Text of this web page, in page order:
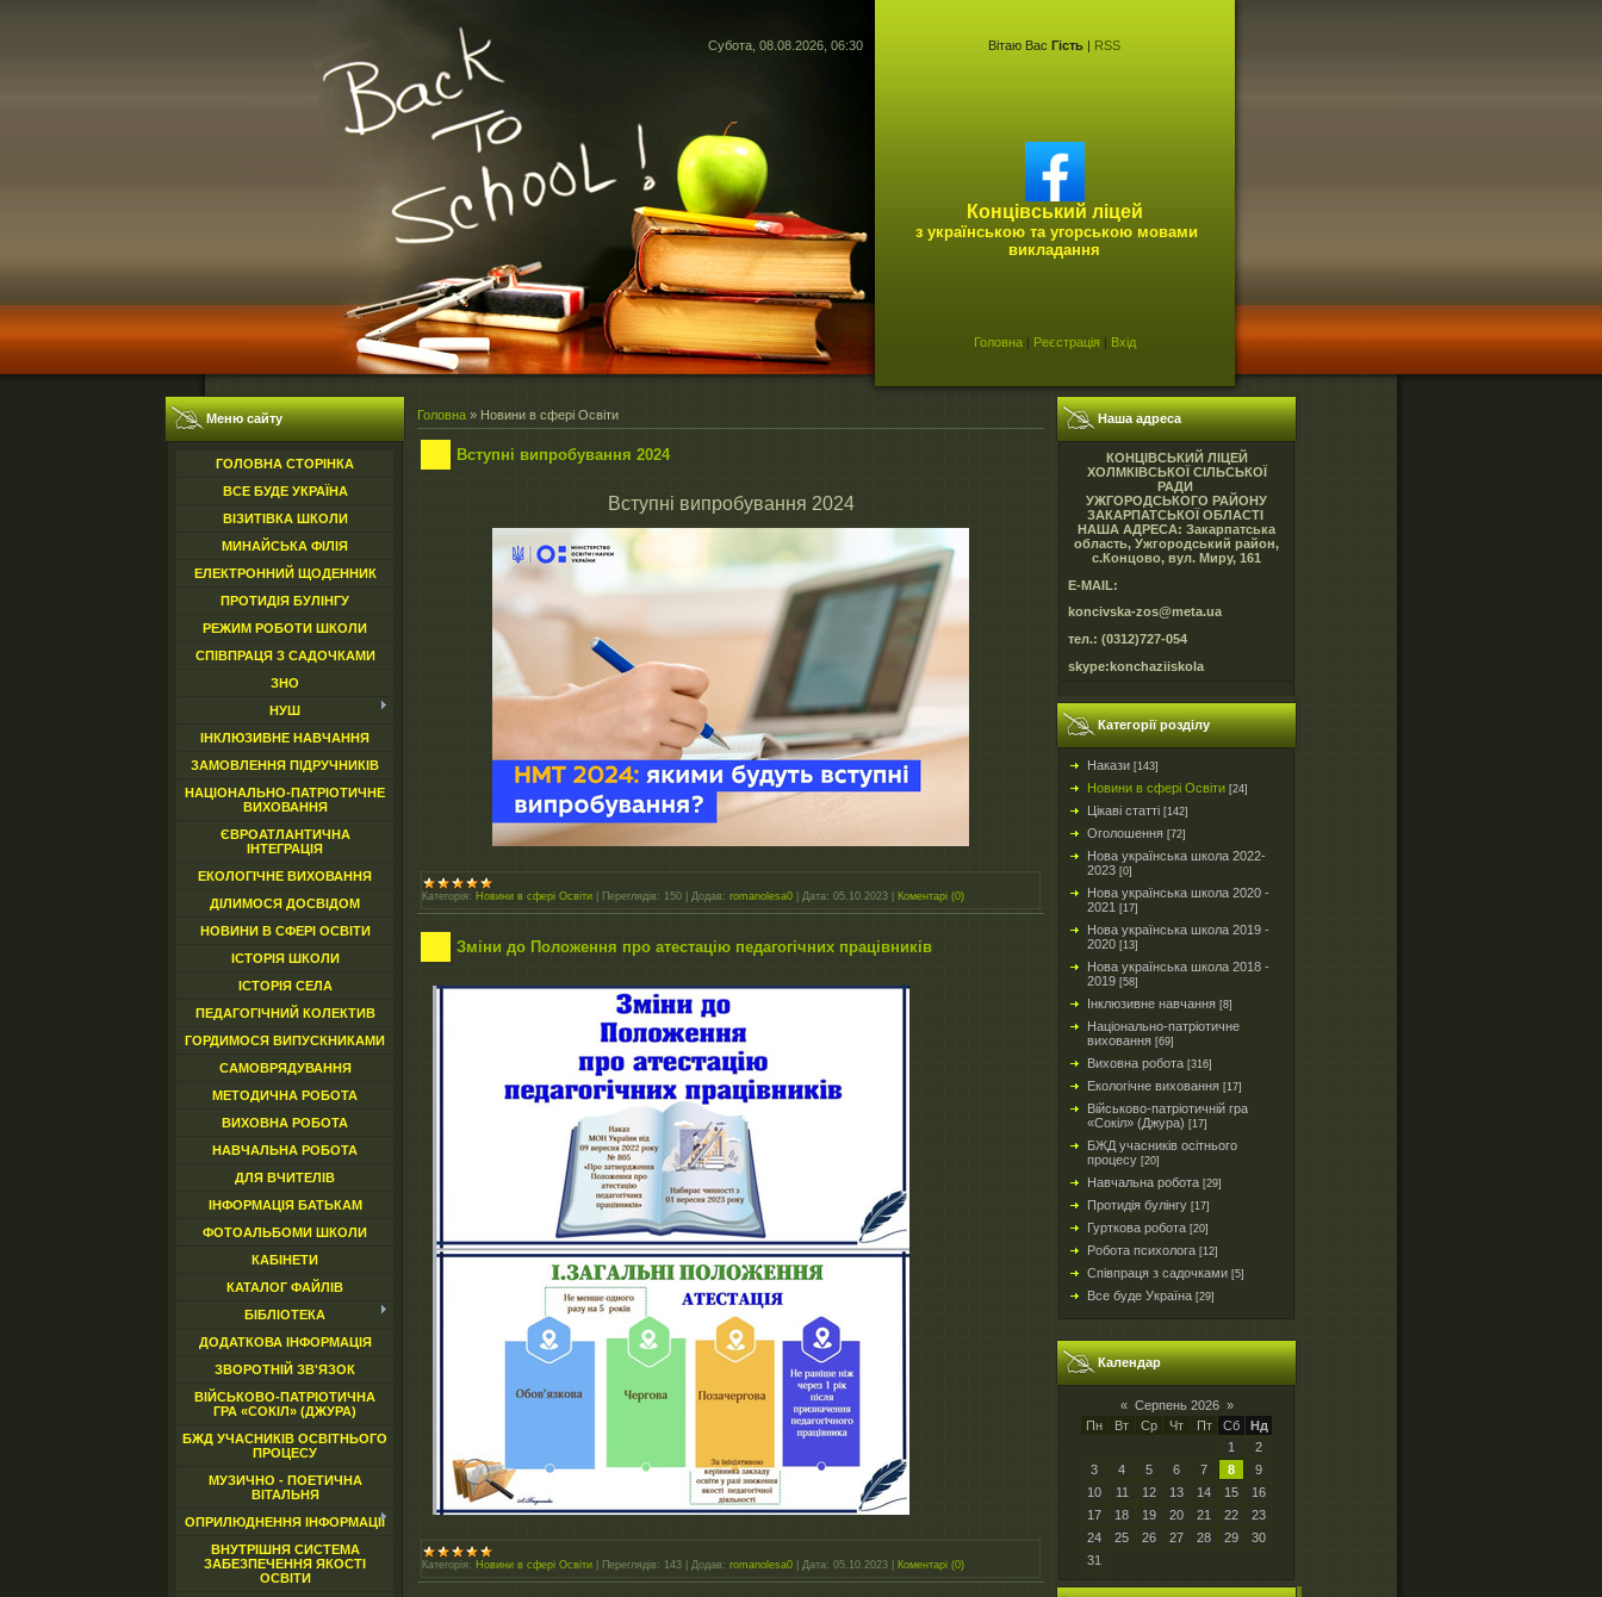
Субота, 08.08.2026, 06:30 Вітаю Вас Гість | RSS
Концівський ліцей
з українською та угорською мовами
викладання
Головна| Реєстрація | Вхід
Меню сайту
ГОЛОВНА СТОРІНКА
ВСЕ БУДЕ УКРАЇНА
ВІЗИТІВКА ШКОЛИ
МИНАЙСЬКА ФІЛІЯ
ЕЛЕКТРОННИЙ ЩОДЕННИК
ПРОТИДІЯ БУЛІНГУ
РЕЖИМ РОБОТИ ШКОЛИ
СПІВПРАЦЯ З САДОЧКАМИ
ЗНО
НУШ
ІНКЛЮЗИВНЕ НАВЧАННЯ
ЗАМОВЛЕННЯ ПІДРУЧНИКІВ
НАЦІОНАЛЬНО-ПАТРІОТИЧНЕ
ВИХОВАННЯ
ЄВРОАТЛАНТИЧНА
ІНТЕГРАЦІЯ
ЕКОЛОГІЧНЕ ВИХОВАННЯ
ДІЛИМОСЯ ДОСВІДОМ
НОВИНИ В СФЕРІ ОСВІТИ
ІСТОРІЯ ШКОЛИ
ІСТОРІЯ СЕЛА
ПЕДАГОГІЧНИЙ КОЛЕКТИВ
ГОРДИМОСЯ ВИПУСКНИКАМИ
САМОВРЯДУВАННЯ
МЕТОДИЧНА РОБОТА
ВИХОВНА РОБОТА
НАВЧАЛЬНА РОБОТА
ДЛЯ ВЧИТЕЛІВ
ІНФОРМАЦІЯ БАТЬКАМ
ФОТОАЛЬБОМИ ШКОЛИ
КАБІНЕТИ
КАТАЛОГ ФАЙЛІВ
БІБЛІОТЕКА
ДОДАТКОВА ІНФОРМАЦІЯ
ЗВОРОТНІЙ ЗВ'ЯЗОК
ВІЙСЬКОВО-ПАТРІОТИЧНА
ГРА «СОКІЛ» (ДЖУРА)
БЖД УЧАСНИКІВ ОСВІТНЬОГО
ПРОЦЕСУ
МУЗИЧНО - ПОЕТИЧНА
ВІТАЛЬНЯ
ОПРИЛЮДНЕННЯ ІНФОРМАЦІЇ
ВНУТРІШНЯ СИСТЕМА
ЗАБЕЗПЕЧЕННЯ ЯКОСТІ
ОСВІТИ
Головна » Новини в сфері Освіти
Вступні випробування 2024
Вступні випробування 2024
Категорія: Новини в сфері Освіти Переглядів: 150 Додав: romanolesa0 Дата: 05.10.2023 Коментарі (0)
Зміни до Положення про атестацію педагогічних працівників
Категорія: Новини в сфері Освіти Переглядів: 143 Додав: romanolesa0 Дата: 05.10.2023 Коментарі (0)
Наша адреса
КОНЦІВСЬКИЙ ЛІЦЕЙ
ХОЛМКІВСЬКОЇ СІЛЬСЬКОЇ
РАДИ
УЖГОРОДСЬКОГО РАЙОНУ
ЗАКАРПАТСЬКОЇ ОБЛАСТІ
НАША АДРЕСА: Закарпатська
область, Ужгородський район,
с.Концово, вул. Миру, 161
E-MAIL:
koncivska-zos@meta.ua
тел.: (0312)727-054
skype:konchaziiskola
Категорії розділу
Накази [143]
Новини в сфері Освіти [24]
Цікаві статті [142]
Оголошення [72]
Нова українська школа 2022-
2023 [0]
Нова українська школа 2020 -
2021 [17]
Нова українська школа 2019 -
2020 [13]
Нова українська школа 2018 -
2019 [58]
Інклюзивне навчання [8]
Національно-патріотичне
виховання [69]
Виховна робота [316]
Екологічне виховання [17]
Військово-патріотичній гра
«Сокіл» (Джура) [17]
БЖД учасників осітнього
процесу [20]
Навчальна робота [29]
Протидія булінгу [17]
Гурткова робота [20]
Робота психолога [12]
Співпраця з садочками [5]
Все буде Україна [29]
Календар
« Серпень 2026 »
Пн
Вт Ср Чт Пт Сб
Нд
1
2
3
4 5 6 7 8
9
10
11 12 13 14 15
16
17
18 19 20 21 22
23
24
25 26 27 28 29
30
31